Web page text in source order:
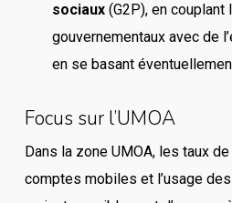
sociaux(G2P), en couplant
gouvernementaux avec de
en se basant
Focus sur l’UMOA
Dans la zone UMOA, les taux
comptes mobiles et l’usage